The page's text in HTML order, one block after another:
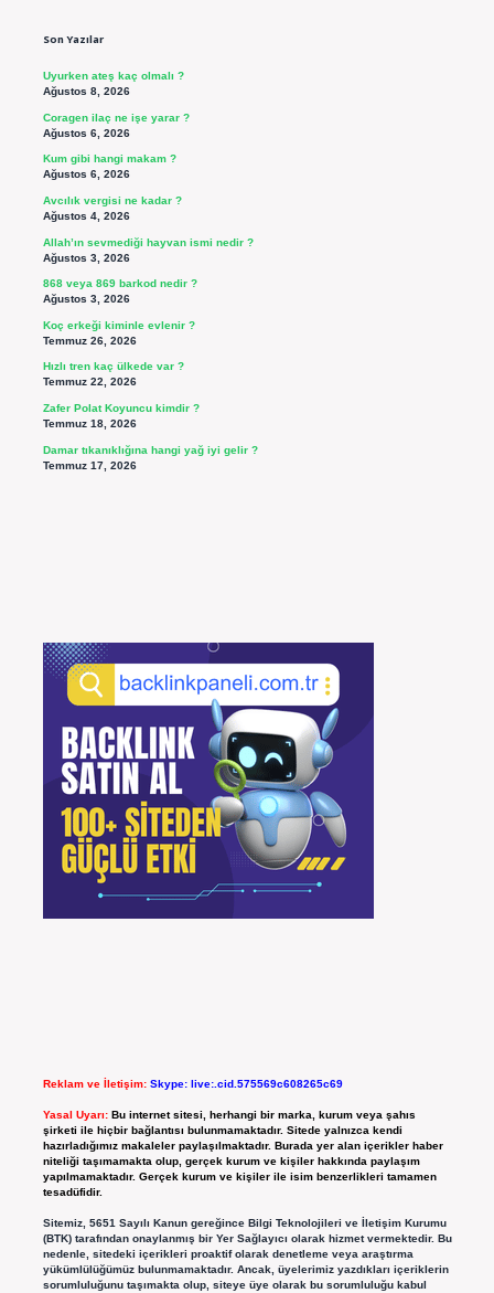
Son Yazılar
Uyurken ateş kaç olmalı ?
Ağustos 8, 2026
Coragen ilaç ne işe yarar ?
Ağustos 6, 2026
Kum gibi hangi makam ?
Ağustos 6, 2026
Avcılık vergisi ne kadar ?
Ağustos 4, 2026
Allah’ın sevmediği hayvan ismi nedir ?
Ağustos 3, 2026
868 veya 869 barkod nedir ?
Ağustos 3, 2026
Koç erkeği kiminle evlenir ?
Temmuz 26, 2026
Hızlı tren kaç ülkede var ?
Temmuz 22, 2026
Zafer Polat Koyuncu kimdir ?
Temmuz 18, 2026
Damar tıkanıklığına hangi yağ iyi gelir ?
Temmuz 17, 2026
Reklam ve İletişim: Skype: live:.cid.575569c608265c69
Yasal Uyarı: Bu internet sitesi, herhangi bir marka, kurum veya şahıs
şirketi ile hiçbir bağlantısı bulunmamaktadır. Sitede yalnızca kendi
hazırladığımız makaleler paylaşılmaktadır. Burada yer alan içerikler haber
niteliği taşımamakta olup, gerçek kurum ve kişiler hakkında paylaşım
yapılmamaktadır. Gerçek kurum ve kişiler ile isim benzerlikleri tamamen
tesadüfidir.
Sitemiz, 5651 Sayılı Kanun gereğince Bilgi Teknolojileri ve İletişim Kurumu
(BTK) tarafından onaylanmış bir Yer Sağlayıcı olarak hizmet vermektedir. Bu
nedenle, sitedeki içerikleri proaktif olarak denetleme veya araştırma
yükümlülüğümüz bulunmamaktadır. Ancak, üyelerimiz yazdıkları içeriklerin
sorumluluğunu taşımakta olup, siteye üye olarak bu sorumluluğu kabul